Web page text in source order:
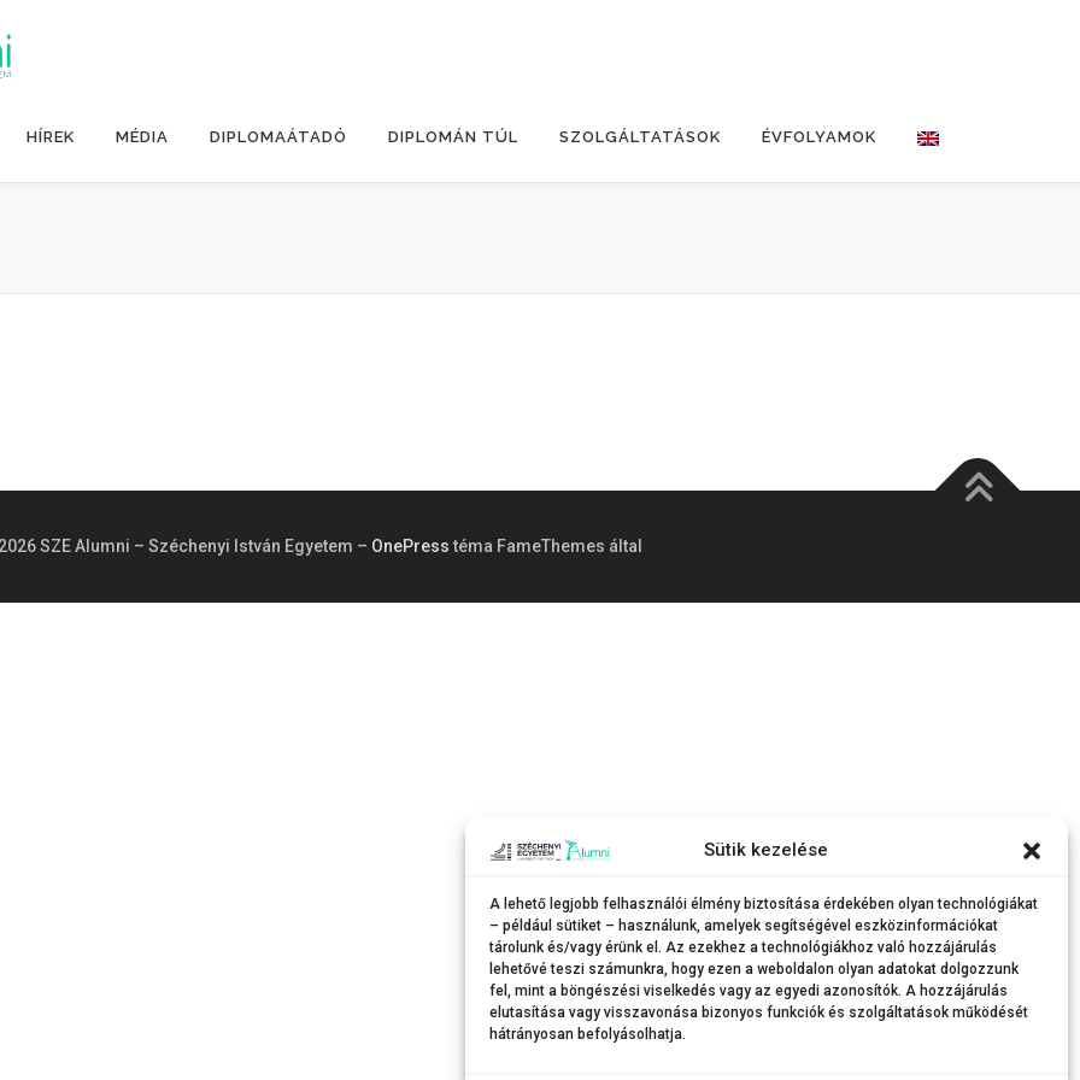
Sütik kezelése
A lehető legjobb felhasználói élmény biztosítása érdekében olyan technológiákat
– például sütiket – használunk, amelyek segítségével eszközinformációkat
tárolunk és/vagy érünk el. Az ezekhez a technológiákhoz való hozzájárulás
lehetővé teszi számunkra, hogy ezen a weboldalon olyan adatokat dolgozzunk
fel, mint a böngészési viselkedés vagy az egyedi azonosítók. A hozzájárulás
elutasítása vagy visszavonása bizonyos funkciók és szolgáltatások működését
hátrányosan befolyásolhatja.
HÍREK MÉDIA DIPLOMAÁTADÓ DIPLOMÁN TÚL SZOLGÁLTATÁSOK ÉVFOLYAMOK
SZE Alumni – Széchenyi István Egyetem – OnePresstéma FameThemes által